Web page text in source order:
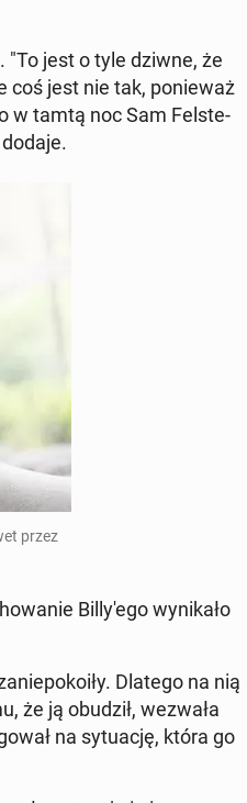
jest o tyle dziwne, że
coś jest nie tak, po­nie­waż
w tamtą noc Sam Fel­ste­
przez
Bil­ly­'e­go wy­ni­ka­ło
Dlatego na nią
że ją obudził, wezwała
na sy­tu­ację, która go